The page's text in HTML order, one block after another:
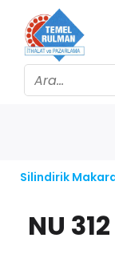
Silindirik
NU